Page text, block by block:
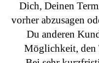
Dich, Deinen
vorher abzusagen
Du anderen
Möglichkeit, den